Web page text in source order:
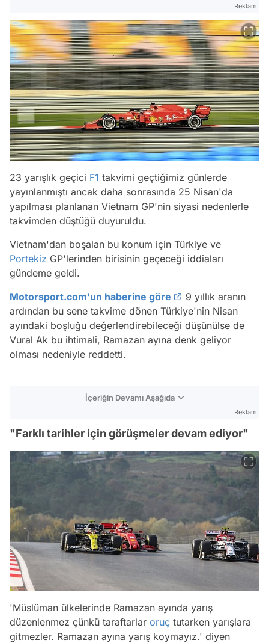
Reklam
23 yarışlık geçici F1 takvimi geçtiğimiz günlerde
yayınlanmıştı ancak daha sonrasında 25 Nisan'da
yapılması planlanan Vietnam GP'nin siyasi nedenlerle
takvimden düştüğü duyuruldu.
Vietnam'dan boşalan bu konum için Türkiye ve
Portekiz GP'lerinden birisinin geçeceği iddiaları
gündeme geldi.
Motorsport.com'un haberine göre
9 yıllık aranın
ardından bu sene takvime dönen Türkiye'nin Nisan
ayındaki boşluğu değerlendirebileceği düşünülse de
Vural Ak bu ihtimali, Ramazan ayına denk geliyor
olması nedeniyle reddetti.
İçeriğin Devamı Aşağıda
Reklam
"Farklı tarihler için görüşmeler devam ediyor"
'Müslüman ülkelerinde Ramazan ayında yarış
düzenlenmez çünkü taraftarlar oruç tutarken yarışlara
gitmezler. Ramazan ayına yarış koymayız.' diyen